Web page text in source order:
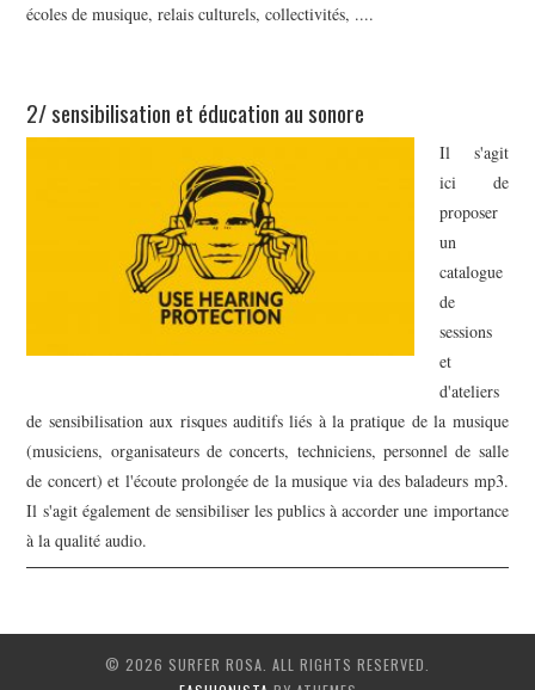
écoles de musique, relais culturels, collectivités, ....
2/ sensibilisation et éducation au sonore
Il s'agit
ici de
proposer
un
catalogue
de
sessions
et
d'ateliers
de sensibilisation aux risques auditifs liés à la pratique de la musique
(musiciens, organisateurs de concerts, techniciens, personnel de salle
de concert) et l'écoute prolongée de la musique via des baladeurs mp3.
Il s'agit également de sensibiliser les publics à accorder une importance
à la qualité audio.
© 2026 SURFER ROSA. ALL RIGHTS RESERVED.